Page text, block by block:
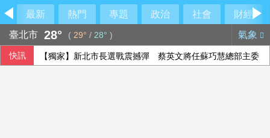
最新 熱門 專題 政治 社會
財經
臺北市 28° ( 29° / 28° ) 氣象
快訊 【獨家】新北市長選戰震撼彈 蔡英文將任蘇巧慧總部主委